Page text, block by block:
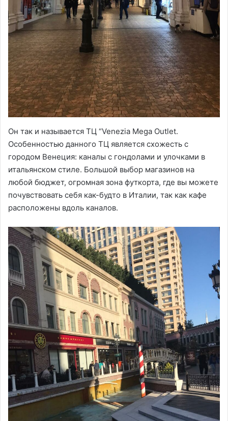
Он так и называется ТЦ “Venezia Mega Outlet.
Особенностью данного ТЦ является схожесть с
городом Венеция: каналы с гондолами и улочками в
итальянском стиле. Большой выбор магазинов на
любой бюджет, огромная зона футкорта, где вы можете
почувствовать себя как-будто в Италии, так как кафе
расположены вдоль каналов.